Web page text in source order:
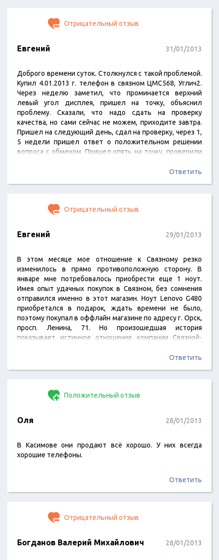
Отрицательный отзыв
Евгений 31/01/2013
Доброго времени суток. Столкнулся с такой проблемой.
Купил 4.01.2013 г. телефон в связном ЦМС568, Углич2.
Через неделю заметил, что проминается верхний
левый угол дисплея, пришел на точку, объяснил
проблему. Сказали, что надо сдать на проверку
качества, но сами сейчас не можем, приходите завтра.
Пришел на следующий день, сдал на проверку, через 1,
5 недели пришел ответ о положительном решении
вопроса с обменом. Пришел опять на точку, проверили
она мне, если уже неприятный момент имел место
Ответить
Отрицательный отзыв
Евгений 29/01/2013
В этом месяце мое отношение к Связному резко
изменилось в прямо противоположную сторону. В
январе мне потребовалось приобрести еще 1 ноут.
Имея опыт удачных покупок в Связном, без сомнения
отправился именно в этот магазин. Ноут Lenovo G480
приобретался в подарок, ждать времени не было,
поэтому покупал в оффлайн магазине по адресу г. Орск,
просп. Ленина, 71. Но произошедшая история
показывает истинное отношение компании Связной-
модель, я подошел к кассе и отдал банковскую карту
Ответить
Положительный отзыв
Оля 28/01/2013
В Касимове они продают всё хорошо. У них всегда
хорошие телефоны.
Ответить
Отрицательный отзыв
Богданов Валерий Михайлович 28/01/2013